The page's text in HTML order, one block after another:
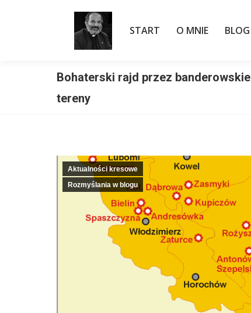
START O MNIE BLOG
Bohaterski rajd przez banderowskie
tereny
Aktualności kresowe
Rozmyślania w blogu